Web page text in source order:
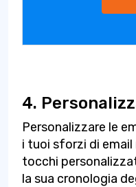
4.
Personalizzare le
i tuoi sforzi di
tocchi
la sua cronologia